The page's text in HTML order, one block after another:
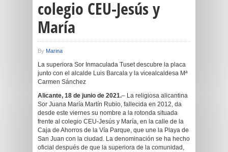
colegio CEU-Jesús y
María
By Marina
La superiora Sor Inmaculada Tuset descubre la placa
junto con el alcalde Luis Barcala y la vicealcaldesa Mª
Carmen Sánchez
Alicante, 18 de junio de 2021.– La religiosa alicantina
Sor Juana María Martín Rubio, fallecida en 2012, da
desde este viernes su nombre a la rotonda situada
frente al colegio CEU-Jesús y María, en la calle de la
Caja de Ahorros de la Vía Parque, que une la Playa de
San Juan con la ciudad. La denominación se ha hecho
oficial después de que la superiora de la comunidad,